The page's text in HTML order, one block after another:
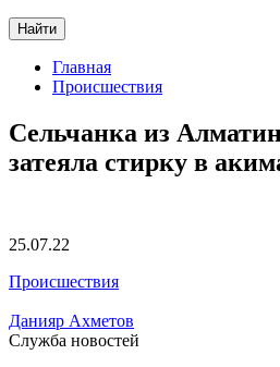
Найти
Главная
Происшествия
Сельчанка из
затеяла стирку в
25.07.22
Происшествия
Данияр Ахметов
Служба новостей